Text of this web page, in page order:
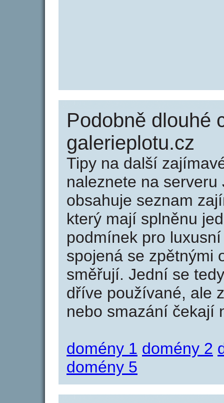
Podobně dlouhé
galerieplotu.cz
Tipy na další
naleznete na serveru
obsahuje seznam
který mají splněnu
podmínek pro
spojená se zpětnými
směřují. Jední se
dříve používané, ale
nebo smazání čekají
domény 1 domény 2
domény 5